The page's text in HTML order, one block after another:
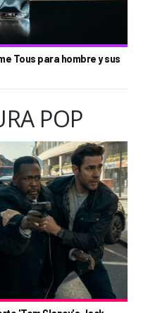
Tous para hombre y sus
POP